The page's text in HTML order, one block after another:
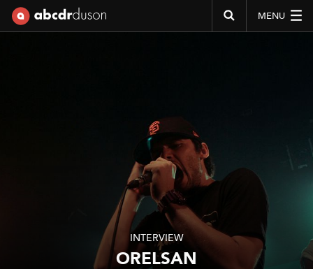
MENU
INTERVIEW
ORELSAN